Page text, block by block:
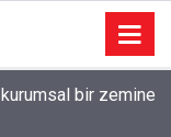
bir zemine